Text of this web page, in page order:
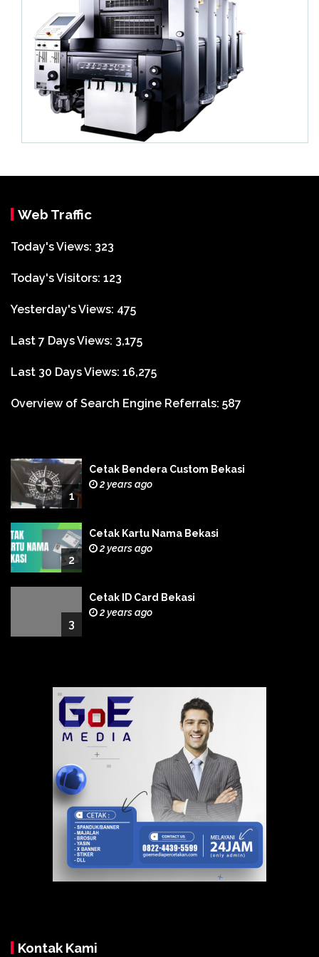
Web Traffic
Today's Views: 323
Today's Visitors: 123
Yesterday's Views: 475
Last 7 Days Views: 3,175
Last 30 Days Views: 16,275
Overview of Search Engine Referrals: 587
1
Cetak Bendera Custom Bekasi
2 years ago
2
Cetak Kartu Nama Bekasi
2 years ago
3
Cetak ID Card Bekasi
2 years ago
Kontak Kami